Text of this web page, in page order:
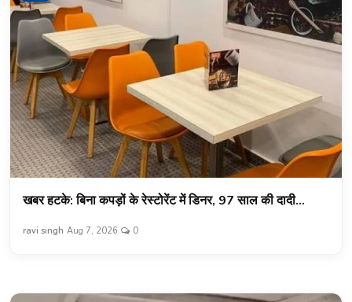
खबर हटके: बिना कपड़ों के रेस्टोरेंट में डिनर, 97 साल की दादी...
ravi singh Aug 7, 2026 0